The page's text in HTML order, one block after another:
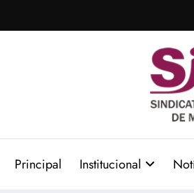
Principal Institucional